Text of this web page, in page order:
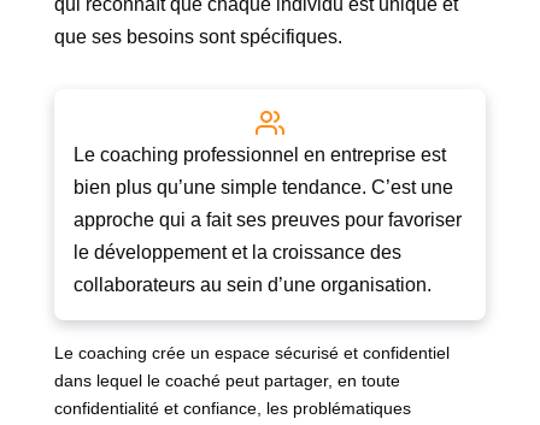
qui reconnaît que chaque individu est unique et
que ses besoins sont spécifiques.
Le coaching professionnel en entreprise est
bien plus qu’une simple tendance. C’est une
approche qui a fait ses preuves pour favoriser
le développement et la croissance des
collaborateurs au sein d’une organisation.
Le coaching crée un espace sécurisé et confidentiel
dans lequel le coaché peut partager, en toute
confidentialité et confiance, les problématiques